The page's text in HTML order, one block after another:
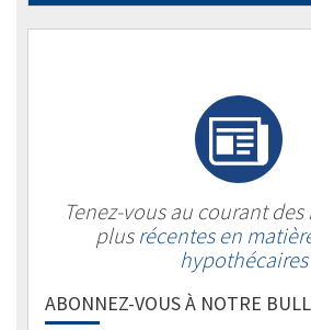
Tenez-vous au courant
plus récentes en
hypothécaires
ABONNEZ-VOUS À NOTRE